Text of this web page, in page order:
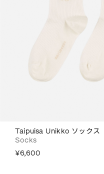
Taipuisa Unikko ソックス
Socks
¥6,600